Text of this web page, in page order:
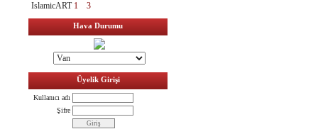
IslamicART 1 3
Hava Durumu
Üyelik Girişi
Kullanıcı adı
Şifre